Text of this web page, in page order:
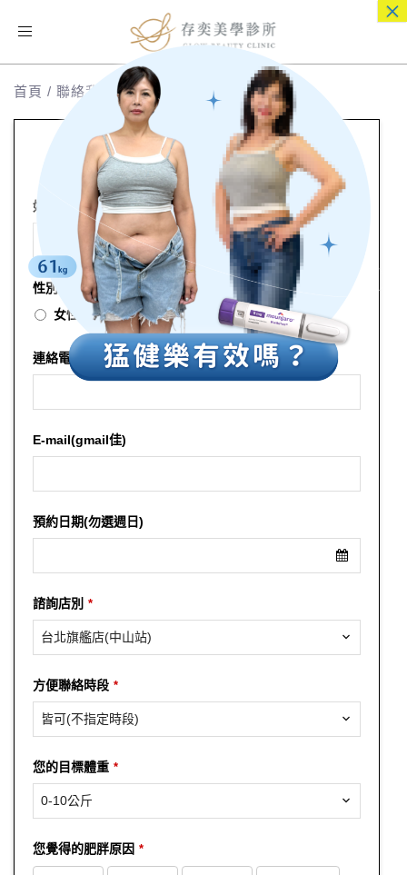
Toggle
首頁 / 聯絡我們
預約諮詢
姓名(請填中文全名) *
性別
女性 男性
連絡電話(請填寫手機號碼) *
E-mail(gmail佳)
預約日期(勿選週日)
諮詢店別 *
台北旗艦店(中山站)
方便聯絡時段 *
皆可(不指定時段)
您的目標體重 *
0-10公斤
Phone
Number *
您覺得的肥胖原因 *
×